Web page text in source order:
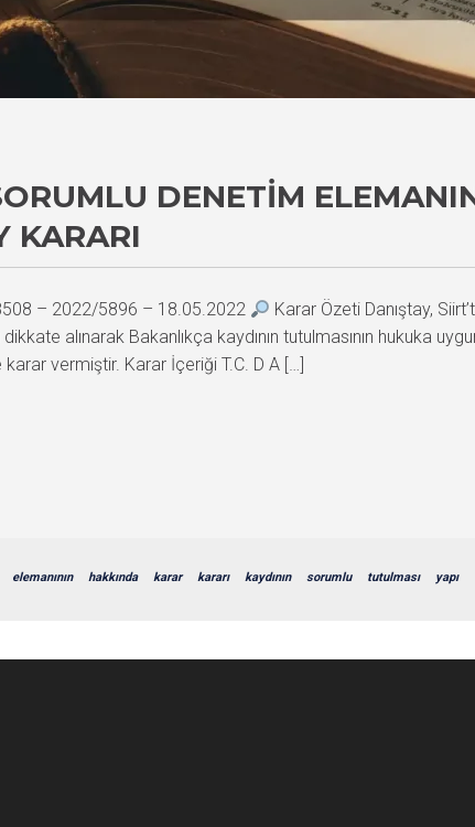
DENETIM
KARARI
– 2022/5896 – 18.05.2022
Karar Özeti Danıştay,
alınarak Bakanlıkça kaydının tutulmasının hukuka
vermiştir. Karar İçeriği T.C. D A […]
elemanının hakkında karar kararı kaydının sorumlu tutulması yapı